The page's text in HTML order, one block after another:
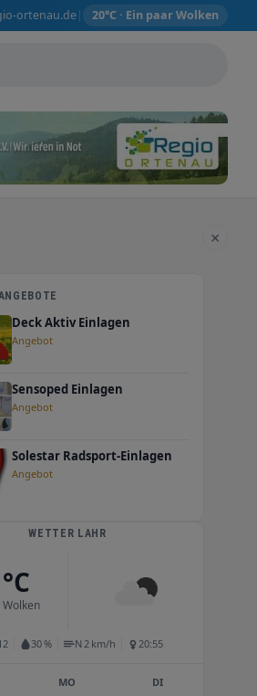
ortenau.de| 20°C · Ein paar Wolken
×
Deck Aktiv Einlagen
Angebot
Sensoped Einlagen
Angebot
Solestar Radsport-Einlagen
Angebot
WETTER LAHR
Wolken
30 % N 2 km/h 20:55
MO DI